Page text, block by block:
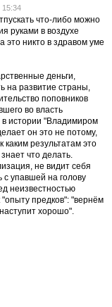
15:34
что-либо можно
руками в воздухе
это никто в здравом уме
деньги,
на развитие страны,
поповников
во власть
истории "Владимиром
он это не потому,
каким результатам это
что делать.
не видит себя
с упавшей на голову
неизвестностью
предков": "вернём
хорошо".